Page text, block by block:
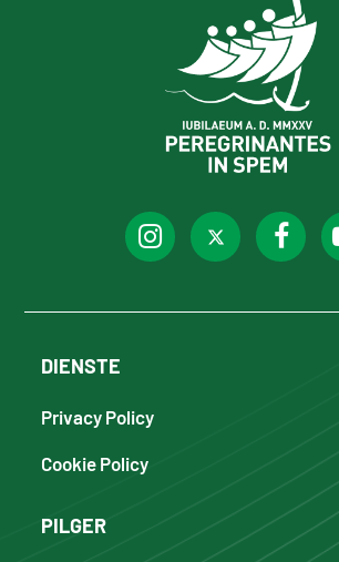
DIENSTE
Privacy Policy
Cookie Policy
PILGER